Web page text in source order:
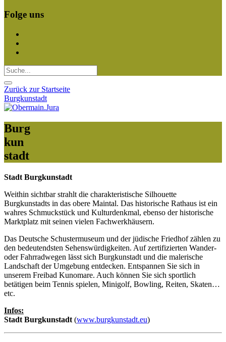
Folge uns
Zurück zur Startseite
Burgkunstadt
Burg
kun
stadt
Stadt Burgkunstadt
Weithin sichtbar strahlt die charakteristische Silhouette
Burgkunstadts in das obere Maintal. Das historische Rathaus ist ein
wahres Schmuckstück und Kulturdenkmal, ebenso der historische
Marktplatz mit seinen vielen Fachwerkhäusern.
Das Deutsche Schustermuseum und der jüdische Friedhof zählen zu
den bedeutendsten Sehenswürdigkeiten. Auf zertifizierten Wander-
oder Fahrradwegen lässt sich Burgkunstadt und die malerische
Landschaft der Umgebung entdecken. Entspannen Sie sich in
unserem Freibad Kunomare. Auch können Sie sich sportlich
betätigen beim Tennis spielen, Minigolf, Bowling, Reiten, Skaten…
etc.
Infos:
Stadt Burgkunstadt (www.burgkunstadt.eu)